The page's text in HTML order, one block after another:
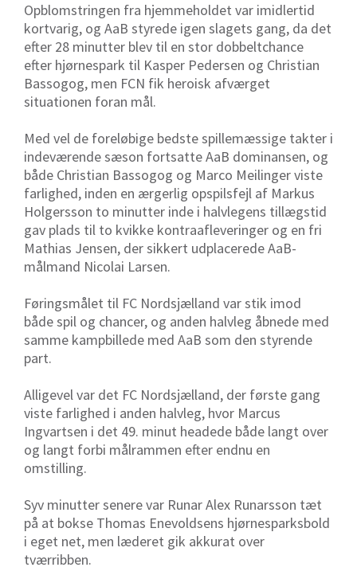
Opblomstringen fra hjemmeholdet var imidlertid
kortvarig, og AaB styrede igen slagets gang, da det
efter 28 minutter blev til en stor dobbeltchance
efter hjørnespark til Kasper Pedersen og Christian
Bassogog, men FCN fik heroisk afværget
situationen foran mål.
Med vel de foreløbige bedste spillemæssige takter i
indeværende sæson fortsatte AaB dominansen, og
både Christian Bassogog og Marco Meilinger viste
farlighed, inden en ærgerlig opspilsfejl af Markus
Holgersson to minutter inde i halvlegens tillægstid
gav plads til to kvikke kontraafleveringer og en fri
Mathias Jensen, der sikkert udplacerede AaB-
målmand Nicolai Larsen.
Føringsmålet til FC Nordsjælland var stik imod
både spil og chancer, og anden halvleg åbnede med
samme kampbillede med AaB som den styrende
part.
Alligevel var det FC Nordsjælland, der første gang
viste farlighed i anden halvleg, hvor Marcus
Ingvartsen i det 49. minut headede både langt over
og langt forbi målrammen efter endnu en
omstilling.
Syv minutter senere var Runar Alex Runarsson tæt
på at bokse Thomas Enevoldsens hjørnesparksbold
i eget net, men læderet gik akkurat over
tværribben.